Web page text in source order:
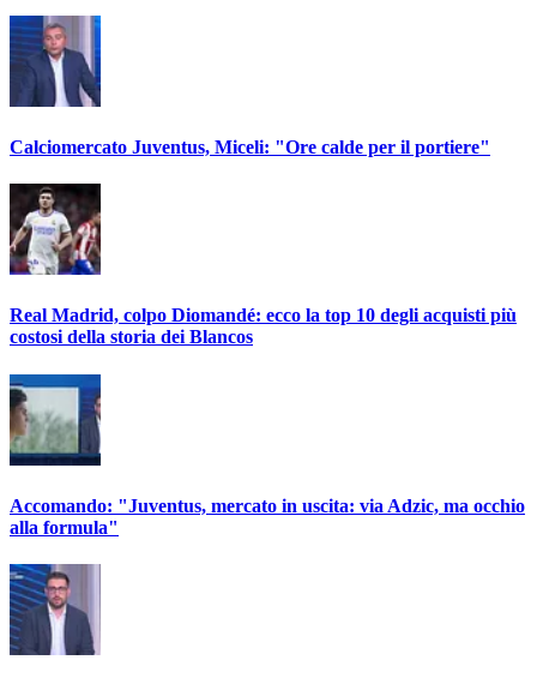
Calciomercato Juventus, Miceli: "Ore calde per il portiere"
Real Madrid, colpo Diomandé: ecco la top 10 degli acquisti più
costosi della storia dei Blancos
Accomando: "Juventus, mercato in uscita: via Adzic, ma occhio
alla formula"